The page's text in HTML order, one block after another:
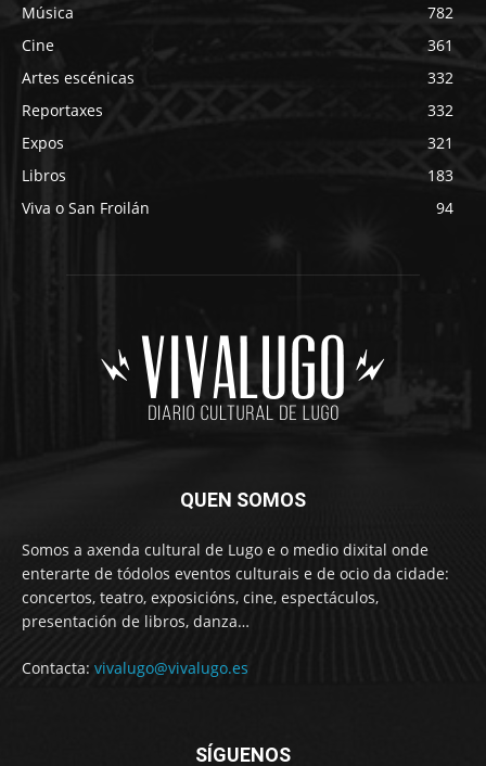
Música
782
Cine
361
Artes escénicas
332
Reportaxes
332
Expos
321
Libros
183
Viva o San Froilán
94
QUEN SOMOS
Somos a axenda cultural de Lugo e o medio dixital onde
enterarte de tódolos eventos culturais e de ocio da cidade:
concertos, teatro, exposicións, cine, espectáculos,
presentación de libros, danza…
Contacta: vivalugo@vivalugo.es
SÍGUENOS